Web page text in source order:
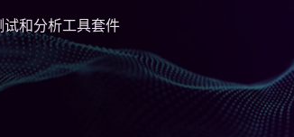
和分析工具套件